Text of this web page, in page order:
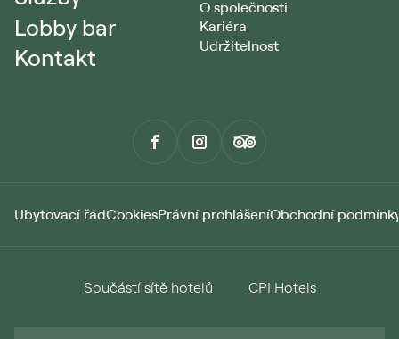
Lobby bar
Kontakt
O společnosti
Kariéra
Udržitelnost
Ubytovací řádCookiesPrávní prohlášeníObchodní
Součástí sítě hotelů CPI Hotels